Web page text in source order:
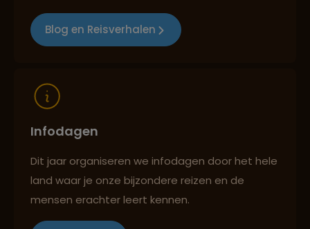
Blog en Reisverhalen
Infodagen
Dit jaar organiseren we infodagen door het hele
land waar je onze bijzondere reizen en de
mensen erachter leert kennen.